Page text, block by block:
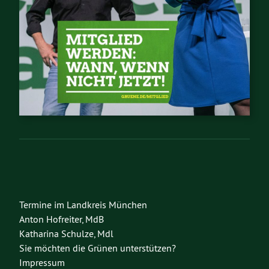
Termine im Landkreis München
Anton Hofreiter, MdB
Katharina Schulze, Mdl
Sie möchten die Grünen unterstützen?
Impressum